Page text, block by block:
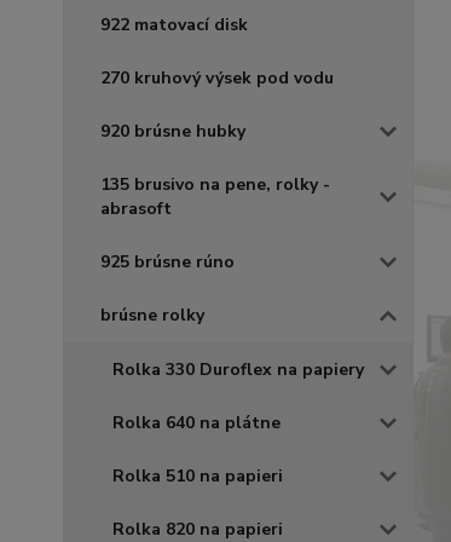
922 matovací disk
270 kruhový výsek pod vodu
920 brúsne hubky
135 brusivo na pene, rolky -
abrasoft
925 brúsne rúno
brúsne rolky
Rolka 330 Duroflex na papiery
Rolka 640 na plátne
Rolka 510 na papieri
Rolka 820 na papieri